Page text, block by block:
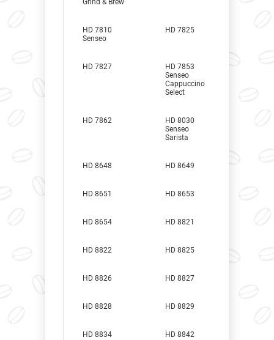
Grind & Brew
HD 7810
Senseo
HD 7825
HD 7827
HD 7853
Senseo
Cappuccino
Select
HD 7862
HD 8030
Senseo
Sarista
HD 8648 HD 8649
HD 8651 HD 8653
HD 8654 HD 8821
HD 8822 HD 8825
HD 8826 HD 8827
HD 8828 HD 8829
HD 8834 HD 8842